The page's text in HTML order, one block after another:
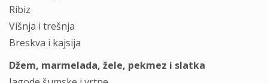
Ribiz
Višnja i trešnja
Breskva i kajsija
Džem, marmelada, žele, pekmez i slatka